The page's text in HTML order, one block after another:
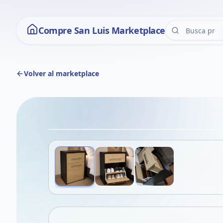
Compre San Luis Marketplace
Volver al marketplace